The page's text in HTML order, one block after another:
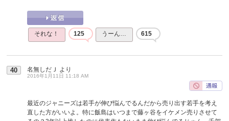
それな！ 125 うーん… 615
40 名無しだＪ より
2016年1月11日 11:18 AM
最近のジャニーズは若手が伸び悩んでるんだから売り出す若手を考え
直した方がいいよ。特に飯島はいつまで藤ヶ谷をイケメン売りさせて